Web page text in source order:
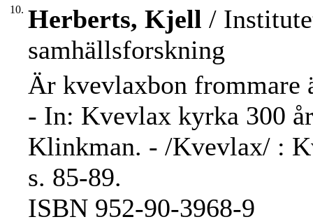
10. Herberts, Kjell /
samhällsforskning
Är kvevlaxbon frommare
- In: Kvevlax kyrka 300
Klinkman. - /Kvevlax/ :
s. 85-89.
ISBN 952-90-3968-9